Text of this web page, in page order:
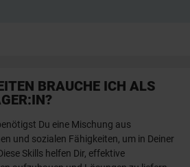
BRAUCHE ICH ALS
Du eine Mischung aus
und sozialen Fähigkeiten, um in Deiner
Skills helfen Dir, effektive